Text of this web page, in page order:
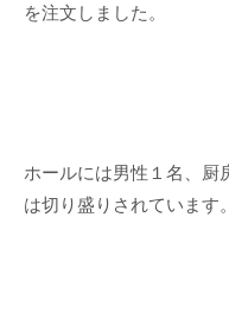
を注文しました。
ホールには男性１名、厨
は切り盛りされています。